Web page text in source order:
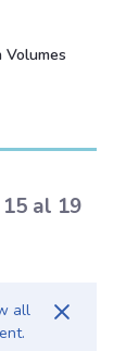
Volumes
al 19
all